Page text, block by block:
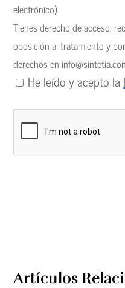
electrónico).
Tienes derecho de acceso,
oposición al tratamiento y
derechos en
He leído y acepto la
Artículos